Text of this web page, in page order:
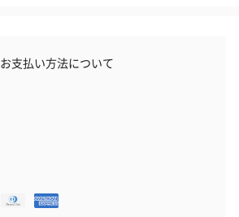
酔鯨 純米吟醸 吟麗
お支払い方法について